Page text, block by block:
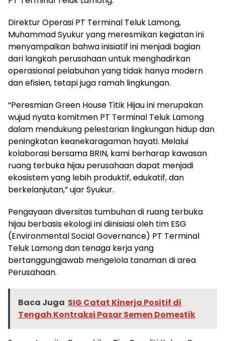
Direktur Operasi PT Terminal Teluk Lamong,
Muhammad Syukur yang meresmikan kegiatan ini
menyampaikan bahwa inisiatif ini menjadi bagian
dari langkah perusahaan untuk menghadirkan
operasional pelabuhan yang tidak hanya modern
dan efisien, tetapi juga ramah lingkungan.
“Peresmian Green House Titik Hijau ini merupakan
wujud nyata komitmen PT Terminal Teluk Lamong
dalam mendukung pelestarian lingkungan hidup dan
peningkatan keanekaragaman hayati. Melalui
kolaborasi bersama BRIN, kami berharap kawasan
ruang terbuka hijau perusahaan dapat menjadi
ekosistem yang lebih produktif, edukatif, dan
berkelanjutan,” ujar Syukur.
Pengayaan diversitas tumbuhan di ruang terbuka
hijau berbasis ekologi ini diinisiasi oleh tim ESG
(Environmental Social Governance) PT Terminal
Teluk Lamong dan tenaga kerja yang
bertanggungjawab mengelola tanaman di area
Perusahaan.
Baca Juga SIG Catat Kinerja Positif di
Tengah Kontraksi Pasar Semen Domestik